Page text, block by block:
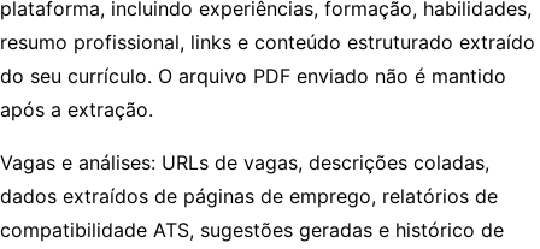
plataforma, incluindo experiências, formação, habilidades,
resumo profissional, links e conteúdo estruturado extraído
do seu currículo. O arquivo PDF enviado não é mantido
após a extração.
Vagas e análises: URLs de vagas, descrições coladas,
dados extraídos de páginas de emprego, relatórios de
compatibilidade ATS, sugestões geradas e histórico de